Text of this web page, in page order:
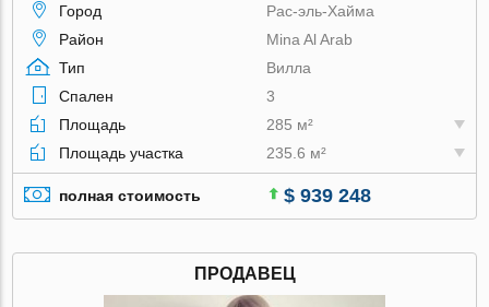
Город
Рас-эль-Хайма
Район
Mina Al Arab
Тип
Вилла
Спален
3
Площадь
285 м²
Площадь участка
235.6 м²
полная стоимость $ 939 248
ПРОДАВЕЦ